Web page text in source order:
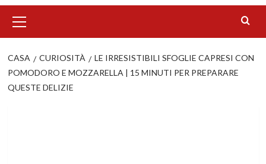
principale
CASA CURIOSITÀ
LE IRRESISTIBILI SFOGLIE CAPRESI CON
POMODORO E MOZZARELLA | 15 MINUTI PER PREPARARE
QUESTE DELIZIE